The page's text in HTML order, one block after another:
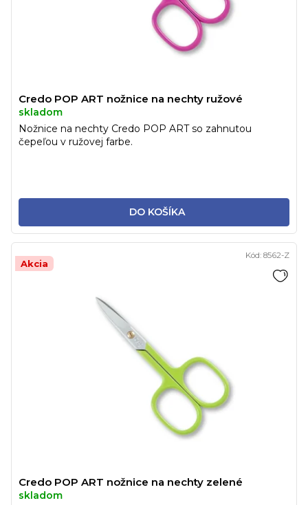
Credo POP ART nožnice na nechty ružové
skladom
DO KOŠÍKA
Nožnice na nechty Credo POP ART so zahnutou
čepeľou v ružovej farbe.
Akcia
Credo POP ART nožnice na nechty zelené
skladom
Kód: 8562-Z